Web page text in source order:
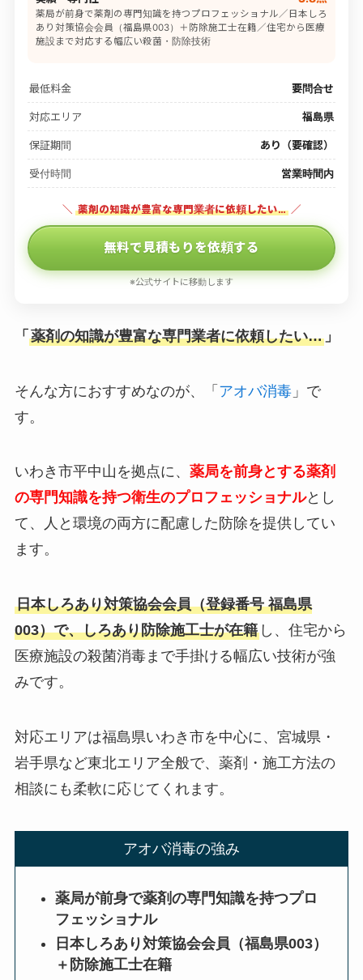
薬局が前身で薬剤の専門知識を持つプロフェッショナル／日本しろ
あり対策協会会員（福島県003）＋防除施工士在籍／住宅から医療
施設まで対応する幅広い殺菌・防除技術
最低料金 要問合せ
対応エリア 福島県
保証期間 あり（要確認）
受付時間 営業時間内
＼ 薬剤の知識が豊富な専門業者に依頼したい… ／
無料で見積もりを依頼する
※公式サイトに移動します
「 薬剤の知識が豊富な専門業者に依頼したい…」
そんな方におすすめなのが、「 アオバ消毒」で
す。
いわき市平中山を拠点に、 薬局を前身とする薬剤
の専門知識を持つ衛生のプロフェッショナルとし
て、人と環境の両方に配慮した防除を提供してい
ます。
日本しろあり対策協会会員（登録番号 福島県
003）で、しろあり防除施工士が在籍し、住宅から
医療施設の殺菌消毒まで手掛ける幅広い技術が強
みです。
対応エリアは福島県いわき市を中心に、宮城県・
岩手県など東北エリア全般で、薬剤・施工方法の
相談にも柔軟に応じてくれます。
アオバ消毒の強み
薬局が前身で薬剤の専門知識を持つプロ
フェッショナル
日本しろあり対策協会会員（福島県003）
＋防除施工士在籍